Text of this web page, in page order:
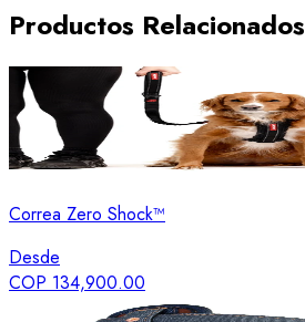
Productos Relacionados
Correa Zero Shock™
Desde
COP 134,900.00